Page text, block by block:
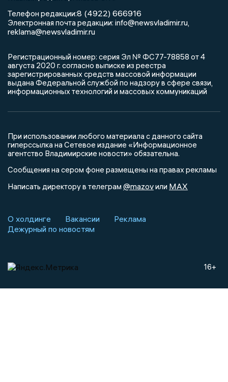
Телефон редакции:8 (4922) 666916
Электронная почта редакции: info@newsvladimir.ru,
reklama@newsvladimir.ru
Регистрационный номер: серия Эл № ФС77-78858 от 4
августа 2020 г. согласно выписке из реестра
зарегистрированных средств массовой информации
выдана Федеральной службой по надзору в сфере связи,
информационных технологий и массовых коммуникаций
При использовании любого материала с данного сайта
гиперссылка на Сетевое издание «Информационное
агентство Владимирские новости» обязательна.
Сообщения на сером фоне размещены на правах рекламы
Написать директору в телеграм @mazovили MAX
О холдинге Вакансии
Реклама
Дежурный по новостям
16+